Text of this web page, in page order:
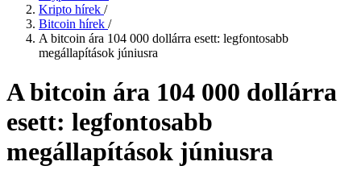
Kripto hírek /
Bitcoin hírek /
A bitcoin ára 104 000 dollárra esett: legfontosabb
megállapítások júniusra
A bitcoin ára 104 000 dollárra
esett: legfontosabb
megállapítások júniusra